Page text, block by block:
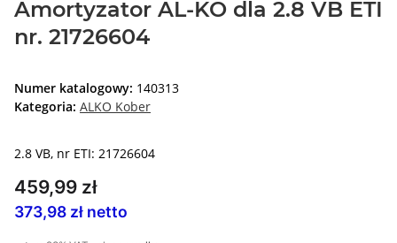
Amortyzator AL-KO dla 2.8 VB ETI
nr. 21726604
Numer katalogowy: 140313
Kategoria: ALKO Kober
2.8 VB, nr ETI: 21726604
459,99 zł
373,98 zł netto